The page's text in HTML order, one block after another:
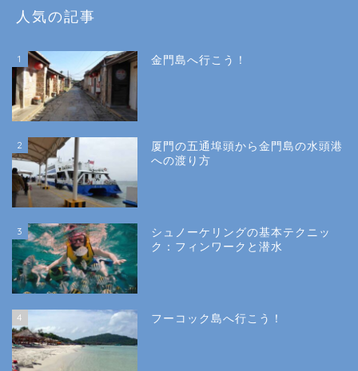
人気の記事
1 金門島へ行こう！
2
厦門の五通埠頭から金門島の水頭港
への渡り方
3
シュノーケリングの基本テクニッ
ク：フィンワークと潜水
4 フーコック島へ行こう！